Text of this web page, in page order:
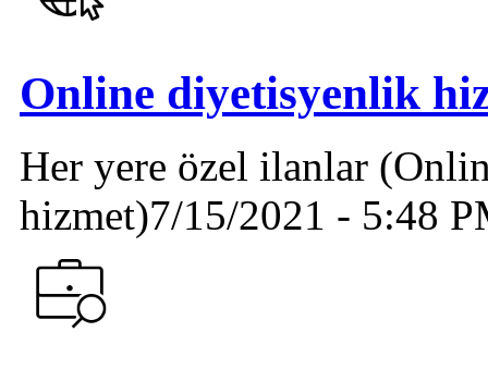
Online diyetisyenlik
Her yere özel ilanlar
hizmet)7/15/2021 - 5:48